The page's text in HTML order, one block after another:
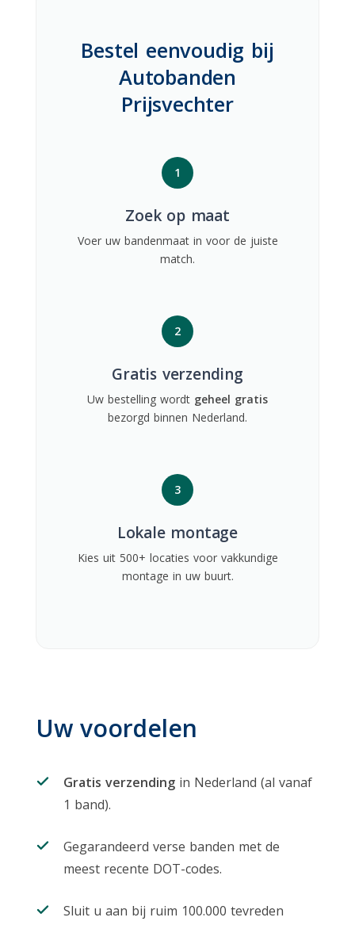
Bestel eenvoudig bij
Autobanden
Prijsvechter
1
Zoek op maat
Voer uw bandenmaat in voor de juiste
match.
2
Gratis verzending
Uw bestelling wordt geheel gratis
bezorgd binnen Nederland.
3
Lokale montage
Kies uit 500+ locaties voor vakkundige
montage in uw buurt.
Uw voordelen
Gratis verzendingin Nederland (al vanaf
1 band).
Gegarandeerd verse banden met de
meest recente DOT-codes.
Sluit u aan bij ruim 100.000 tevreden